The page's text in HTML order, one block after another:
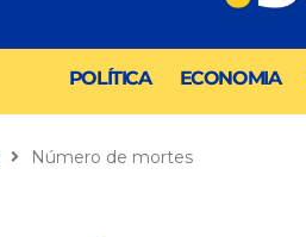
POLÍTICA ECONOMIA
Número de mortes